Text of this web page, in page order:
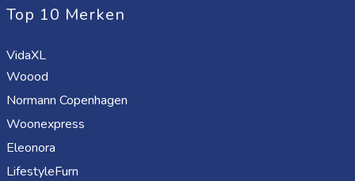
Top 10 Merken
VidaXL
Woood
Normann Copenhagen
Woonexpress
Eleonora
LifestyleFurn